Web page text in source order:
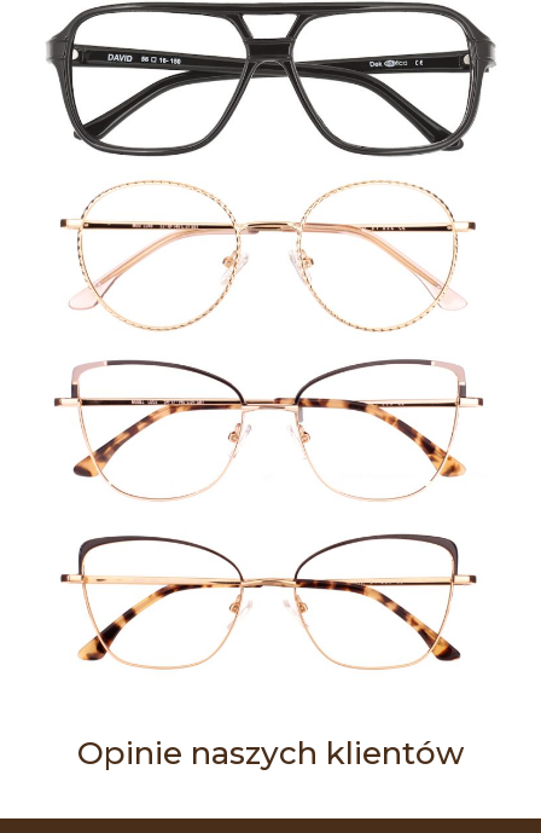
Opinie naszych klientów